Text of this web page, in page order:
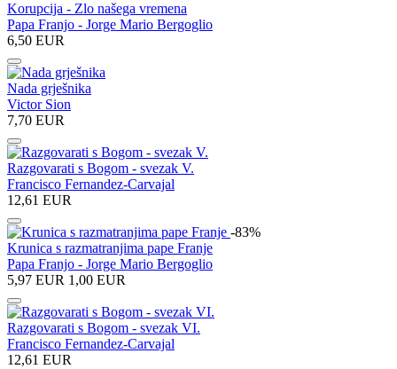
Korupcija - Zlo našega vremena
Papa Franjo - Jorge Mario Bergoglio
6,50 EUR
Nada grješnika
Victor Sion
7,70 EUR
Razgovarati s Bogom - svezak V.
Francisco Fernandez-Carvajal
12,61 EUR
-83%
Krunica s razmatranjima pape Franje
Papa Franjo - Jorge Mario Bergoglio
5,97 EUR 1,00 EUR
Razgovarati s Bogom - svezak VI.
Francisco Fernandez-Carvajal
12,61 EUR